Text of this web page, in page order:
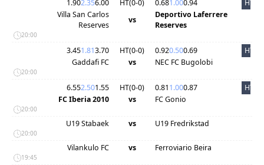
1.902.356.00 HT(0-0) 0.681.000.94
HT
Villa San Carlos
Reserves
vs
Deportivo Laferrere
Reserves
20:00
3.451.813.70 HT(0-0) 0.920.500.69
HT
Gaddafi FC
vs NEC FC Bugolobi
20:00
6.552.501.55 HT(0-0) 0.811.000.87
HT
FC Iberia 2010
vs FC Gonio
20:00
U19 Stabaek vs U19 Fredrikstad
20:00
Vilankulo FC vs Ferroviario Beira
19:45